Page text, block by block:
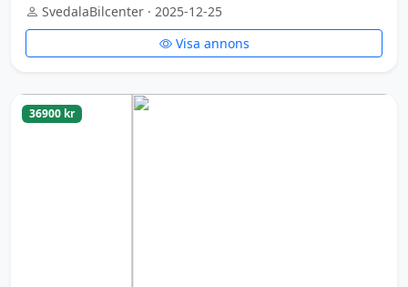
SvedalaBilcenter · 2025-12-25
Visa annons
36900 kr